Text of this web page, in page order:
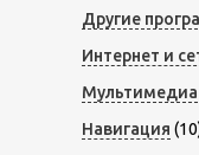
Другие
Интернет и
Мультимедиа
Навигация